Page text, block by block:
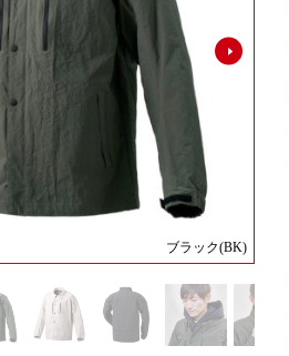
ブラック(BK)